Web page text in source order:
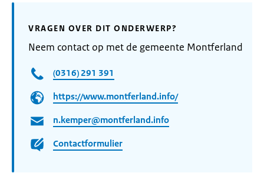
VRAGEN OVER DIT ONDERWERP?
Neem contact op met de gemeente Montferland
(0316) 291 391
https://www.montferland.info/
n.kemper@montferland.info
Contactformulier